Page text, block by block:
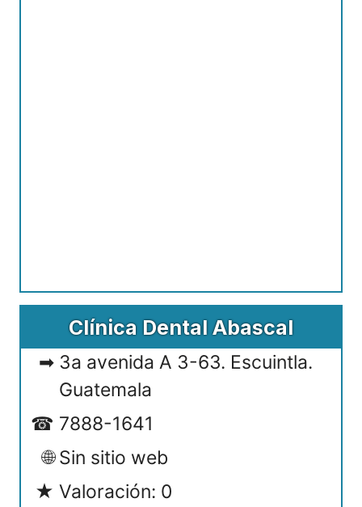
Clínica Dental Abascal
3a avenida A 3-63. Escuintla.
Guatemala
7888-1641
Sin sitio web
Valoración: 0